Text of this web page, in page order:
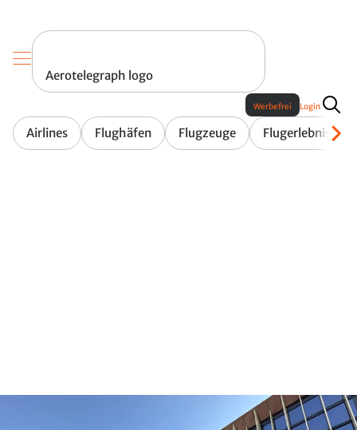
Aerotelegraph logo
Airlines Flughäfen Flugzeuge Flugerlebnis
Werbefrei Login